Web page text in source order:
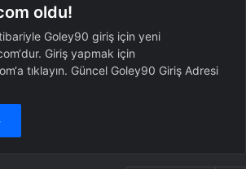
oldu!
Goley90 giriş için yeni
Giriş yapmak için
tıklayın. Güncel Goley90 Giriş Adresi